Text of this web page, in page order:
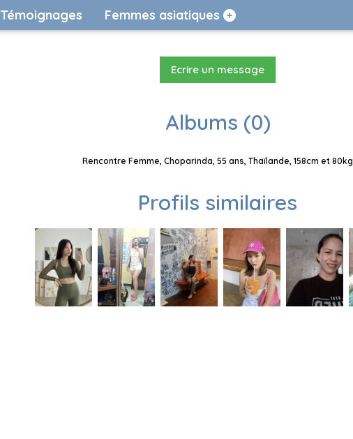
Témoignages Femmes asiatiques
Ecrire un message
Albums (0)
Rencontre Femme, Choparinda, 55 ans, Thaïlande, 158cm et 80kg
Profils similaires